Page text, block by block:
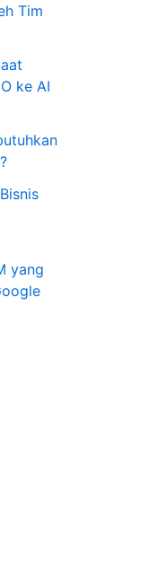
Tim
ke AI
yang